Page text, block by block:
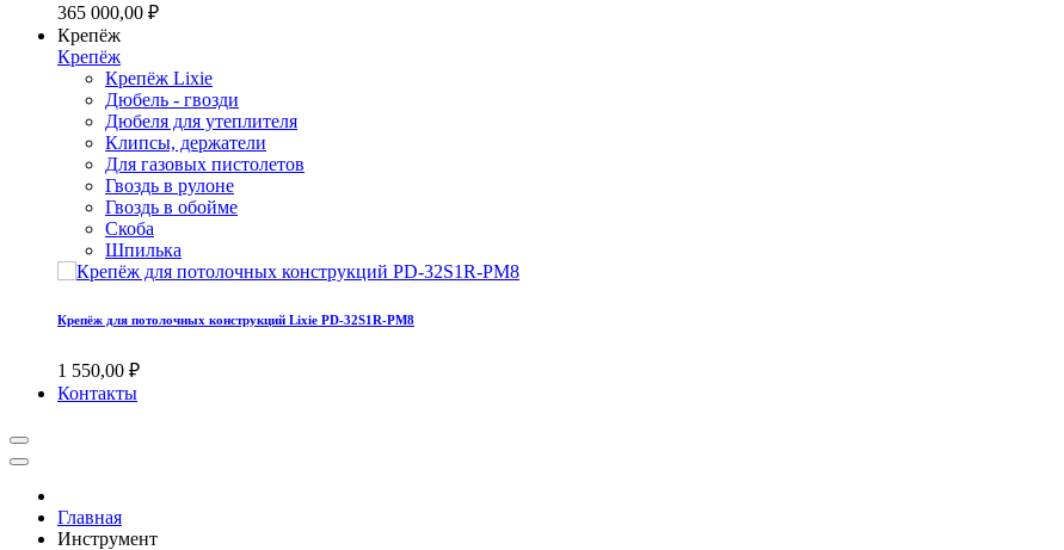
365 000,00 ₽
Крепёж
Крепёж
Крепёж Lixie
Дюбель - гвозди
Дюбеля для утеплителя
Клипсы, держатели
Для газовых пистолетов
Гвоздь в рулоне
Гвоздь в обойме
Скоба
Шпилька
Крепёж для потолочных конструкций Lixie PD-32S1R-PM8
1 550,00 ₽
Контакты
Главная
Инструмент